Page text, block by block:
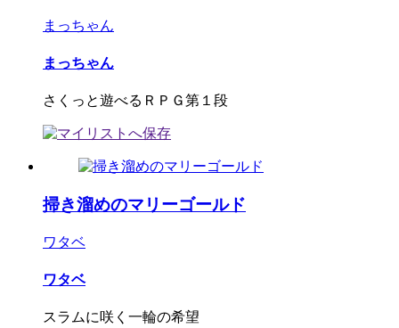
まっちゃん
まっちゃん
さくっと遊べるＲＰＧ第１段
掃き溜めのマリーゴールド
ワタベ
ワタベ
スラムに咲く一輪の希望